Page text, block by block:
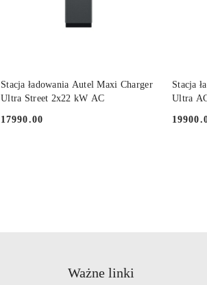
Stacja ładowania Autel Maxi Charger
Ultra Street 2x22 kW AC
Cena:
17990.00
DO KOSZYKA
Stacja
Ultra
Cena:
Ważne linki